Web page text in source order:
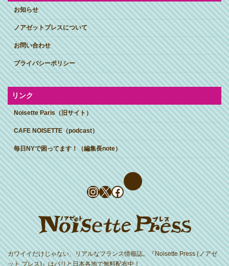
お知らせ
ノアゼットプレスについて
お問い合わせ
プライバシーポリシー
リンク
Noisette Paris（旧サイト）
CAFE NOISETTE（podcast）
毎日NYで困ってます！（編集長note）
Instagram
X Facebook
カワイイだけじゃない、リアルなフランス情報誌。『Noisette Press (ノアゼ
ット プレス)』はパリと日本各地で無料配布中！